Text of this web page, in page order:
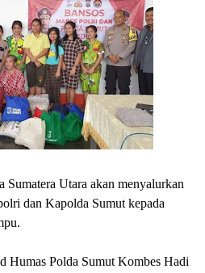
Sumatera Utara akan menyalurkan
dan Kapolda Sumut kepada
Humas Polda Sumut Kombes Hadi